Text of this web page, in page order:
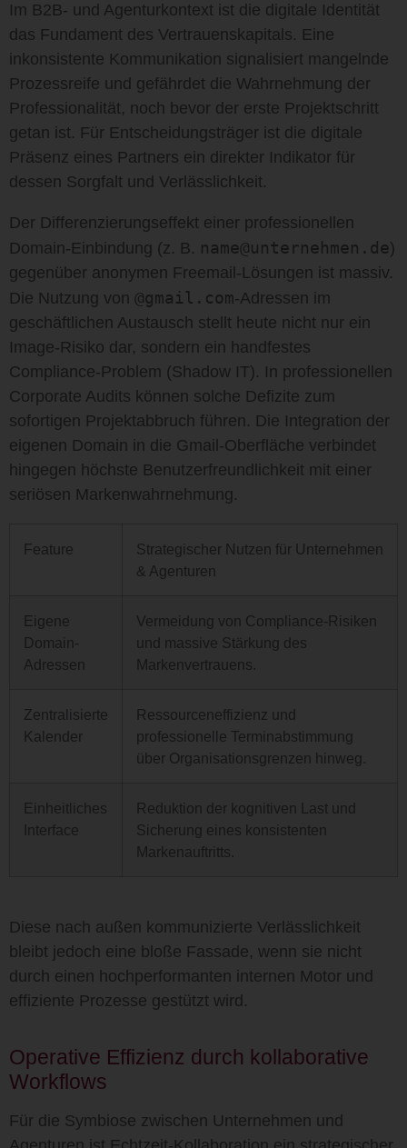
Im B2B- und Agenturkontext ist die digitale Identität
das Fundament des Vertrauenskapitals. Eine
inkonsistente Kommunikation signalisiert mangelnde
Prozessreife und gefährdet die Wahrnehmung der
Professionalität, noch bevor der erste Projektschritt
getan ist. Für Entscheidungsträger ist die digitale
Präsenz eines Partners ein direkter Indikator für
dessen Sorgfalt und Verlässlichkeit.
Der Differenzierungseffekt einer professionellen
Domain-Einbindung (z. B. name@unternehmen.de)
gegenüber anonymen Freemail-Lösungen ist massiv.
Die Nutzung von @gmail.com-Adressen im
geschäftlichen Austausch stellt heute nicht nur ein
Image-Risiko dar, sondern ein handfestes
Compliance-Problem (Shadow IT). In professionellen
Corporate Audits können solche Defizite zum
sofortigen Projektabbruch führen. Die Integration der
eigenen Domain in die Gmail-Oberfläche verbindet
hingegen höchste Benutzerfreundlichkeit mit einer
seriösen Markenwahrnehmung.
Feature
Strategischer Nutzen für Unternehmen
& Agenturen
Eigene
Domain-
Adressen
Vermeidung von Compliance-Risiken
und massive Stärkung des
Markenvertrauens.
Zentralisierte
Kalender
Ressourceneffizienz und
professionelle Terminabstimmung
über Organisationsgrenzen hinweg.
Einheitliches
Interface
Reduktion der kognitiven Last und
Sicherung eines konsistenten
Markenauftritts.
Diese nach außen kommunizierte Verlässlichkeit
bleibt jedoch eine bloße Fassade, wenn sie nicht
durch einen hochperformanten internen Motor und
effiziente Prozesse gestützt wird.
Operative Effizienz durch kollaborative
Workflows
Für die Symbiose zwischen Unternehmen und